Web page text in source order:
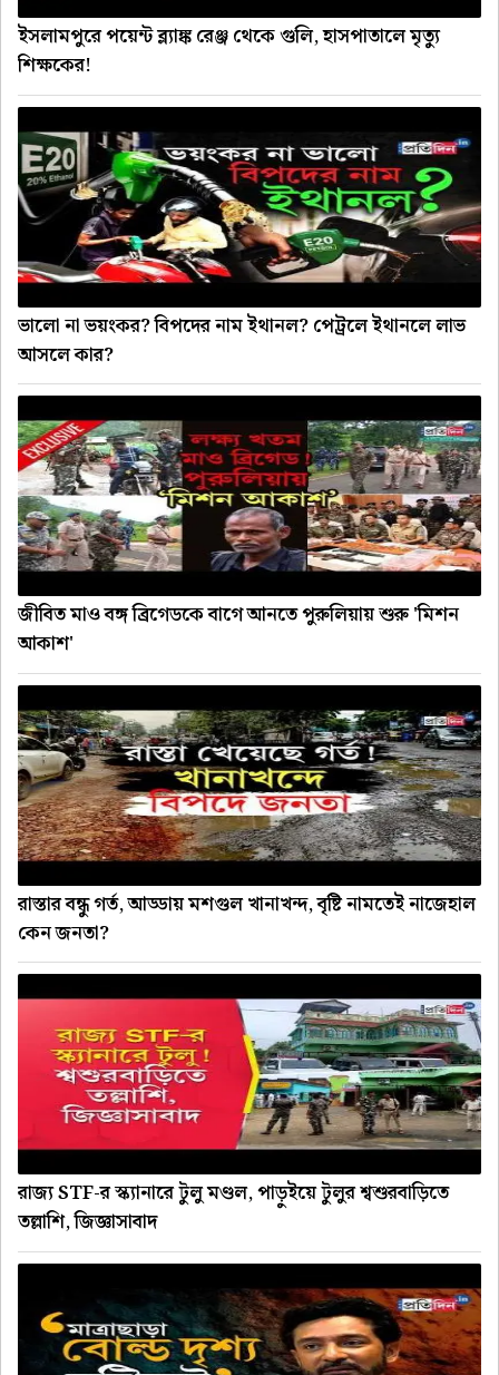
ইসলামপুরে পয়েন্ট ব্ল্যাঙ্ক রেঞ্জ থেকে গুলি, হাসপাতালে মৃত্যু
শিক্ষকের!
ভালো না ভয়ংকর? বিপদের নাম ইথানল? পেট্রলে ইথানলে লাভ
আসলে কার?
জীবিত মাও বঙ্গ ব্রিগেডকে বাগে আনতে পুরুলিয়ায় শুরু 'মিশন
আকাশ'
রাস্তার বন্ধু গর্ত, আড্ডায় মশগুল খানাখন্দ, বৃষ্টি নামতেই নাজেহাল
কেন জনতা?
রাজ্য STF-র স্ক্যানারে টুলু মণ্ডল, পাড়ুইয়ে টুলুর শ্বশুরবাড়িতে
তল্লাশি, জিজ্ঞাসাবাদ